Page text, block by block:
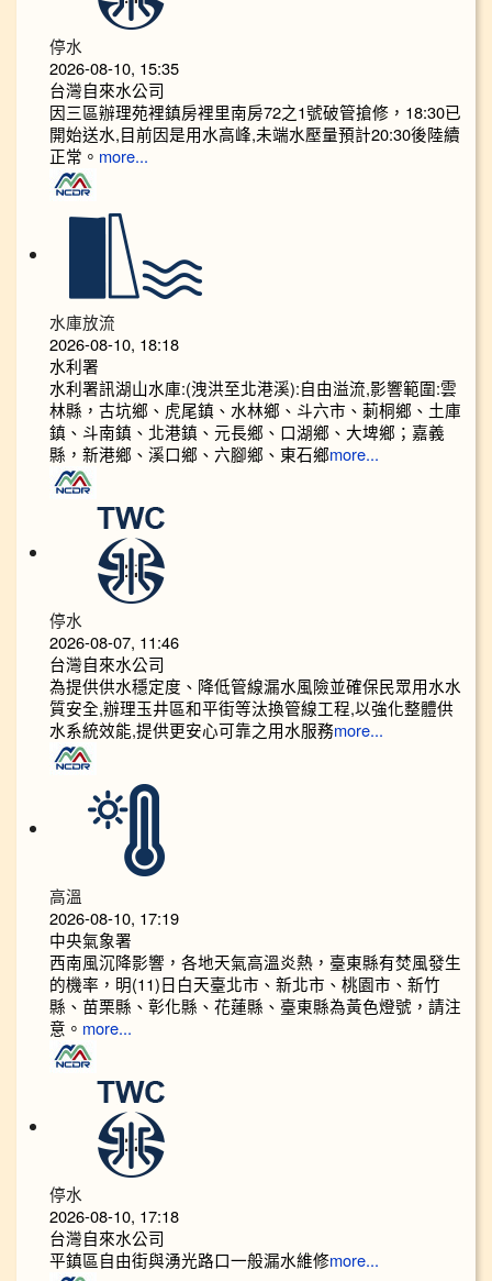
停水
2026-08-10, 15:35
台灣自來水公司
因三區辦理苑裡鎮房裡里南房72之1號破管搶修，18:30已
開始送水,目前因是用水高峰,未端水壓量預計20:30後陸續
正常。 more...
水庫放流
2026-08-10, 18:18
水利署
水利署訊湖山水庫:(洩洪至北港溪):自由溢流,影響範圍:雲
林縣，古坑鄉、虎尾鎮、水林鄉、斗六市、莿桐鄉、土庫
鎮、斗南鎮、北港鎮、元長鄉、口湖鄉、大埤鄉；嘉義
縣，新港鄉、溪口鄉、六腳鄉、東石鄉more...
停水
2026-08-07, 11:46
台灣自來水公司
為提供供水穩定度、降低管線漏水風險並確保民眾用水水
質安全,辦理玉井區和平街等汰換管線工程,以強化整體供
水系統效能,提供更安心可靠之用水服務more...
高溫
2026-08-10, 17:19
中央氣象署
西南風沉降影響，各地天氣高溫炎熱，臺東縣有焚風發生
的機率，明(11)日白天臺北市、新北市、桃園市、新竹
縣、苗栗縣、彰化縣、花蓮縣、臺東縣為黃色燈號，請注
意。 more...
停水
2026-08-10, 17:18
台灣自來水公司
平鎮區自由街與湧光路口一般漏水維修more...